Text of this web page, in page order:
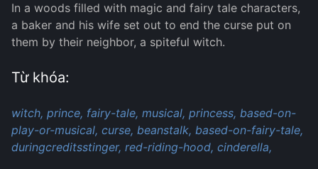
In a woods filled with magic and fairy tale characters,
a baker and his wife set out to end the curse put on
them by their neighbor, a spiteful witch.
Từ khóa:
witch, prince, fairy-tale, musical, princess, based-on-
play-or-musical, curse, beanstalk, based-on-fairy-tale,
duringcreditsstinger, red-riding-hood, cinderella,